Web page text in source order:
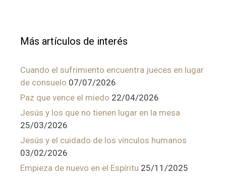
Más artículos de interés
Cuando el sufrimiento encuentra jueces en lugar
de consuelo 07/07/2026
Paz que vence el miedo 22/04/2026
Jesús y los que no tienen lugar en la mesa
25/03/2026
Jesús y el cuidado de los vínculos humanos
03/02/2026
Empieza de nuevo en el Espíritu 25/11/2025